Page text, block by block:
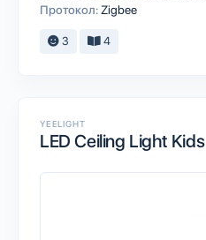
Протокол: Zigbee
3 4
YEELIGHT
LED Ceiling Light Kids